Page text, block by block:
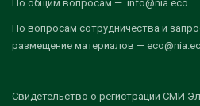
По общим вопросам — info@nia.eco
По вопросам сотрудничества и
размещение материалов —
Свидетельство о регистрации СМИ